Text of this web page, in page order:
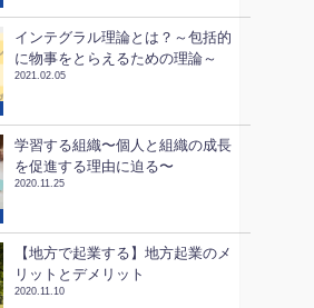
インテグラル理論とは？～包括的
に物事をとらえるための理論～
2021.02.05
学習する組織〜個人と組織の成長
を促進する理由に迫る〜
2020.11.25
【地方で起業する】地方起業のメ
リットとデメリット
2020.11.10